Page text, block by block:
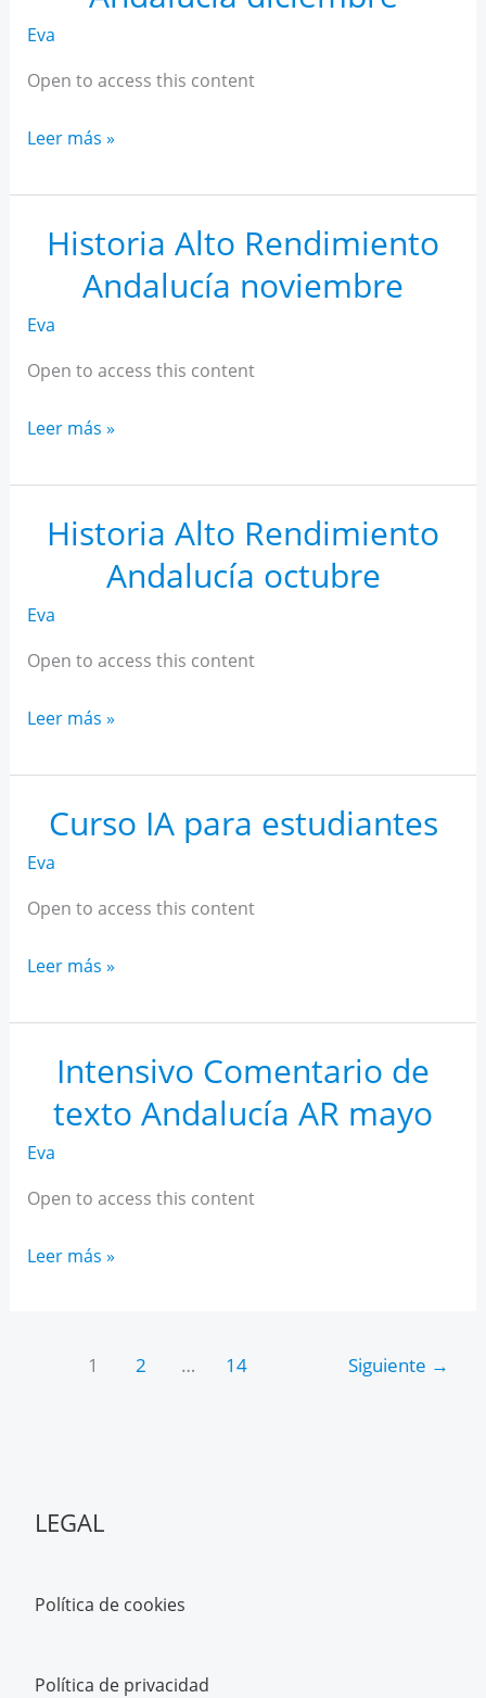
Eva
Open to access this content
Historia
Rendimiento
Andalucía
diciembre
Leer más »
Historia Alto Rendimiento
Andalucía noviembre
Eva
Open to access this content
Historia
Rendimiento
Andalucía
noviembre
Leer más »
Historia Alto Rendimiento
Andalucía octubre
Eva
Open to access this content
Historia
Rendimiento
Andalucía
octubre
Leer más »
Curso IA para estudiantes
Eva
Open to access this content
Curso
para
estudiantes
Leer más »
Intensivo Comentario de
texto Andalucía AR mayo
Eva
Open to access this content
Intensivo
Andalucía
Leer más »
1 2 … 14 Siguiente →
LEGAL
Política de cookies
Política de privacidad